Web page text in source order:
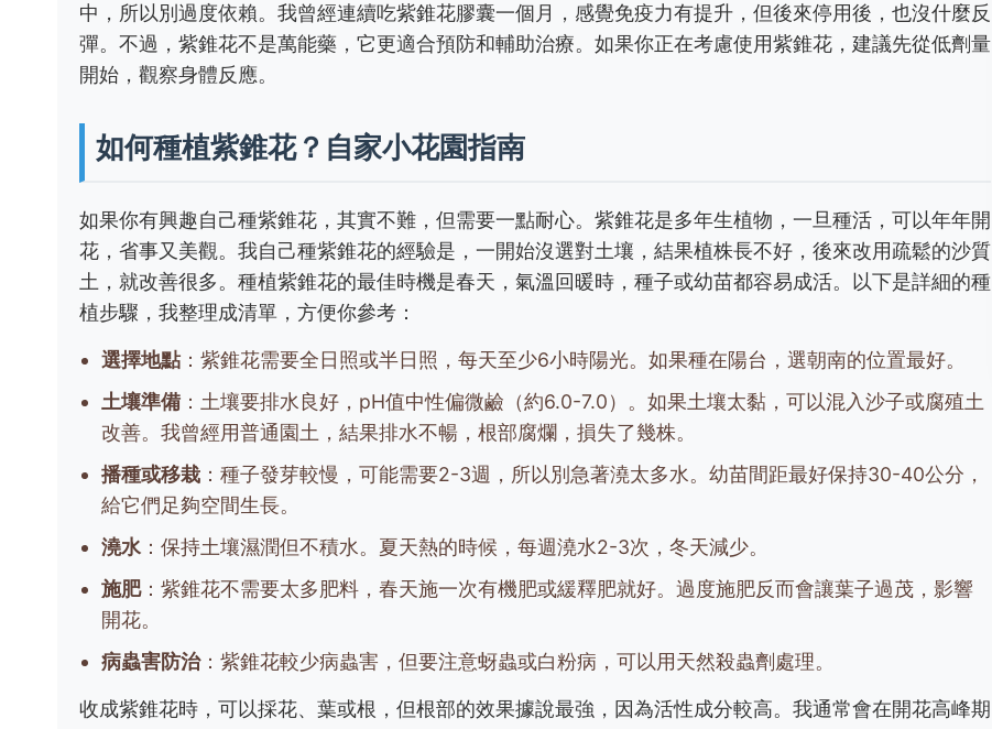
中，所以別過度依賴。我曾經連續吃紫錐花膠囊一個月，感覺免疫力有提升，但後來停用後，也沒什麼反
彈。不過，紫錐花不是萬能藥，它更適合預防和輔助治療。如果你正在考慮使用紫錐花，建議先從低劑量
開始，觀察身體反應。
如何種植紫錐花？自家小花園指南
如果你有興趣自己種紫錐花，其實不難，但需要一點耐心。紫錐花是多年生植物，一旦種活，可以年年開
花，省事又美觀。我自己種紫錐花的經驗是，一開始沒選對土壤，結果植株長不好，後來改用疏鬆的沙質
土，就改善很多。種植紫錐花的最佳時機是春天，氣溫回暖時，種子或幼苗都容易成活。以下是詳細的種
植步驟，我整理成清單，方便你參考：
選擇地點 ：紫錐花需要全日照或半日照，每天至少6小時陽光。如果種在陽台，選朝南的位置最好。
土壤準備 ：土壤要排水良好，pH值中性偏微鹼（約6.0-7.0）。如果土壤太黏，可以混入沙子或腐殖土
改善。我曾經用普通園土，結果排水不暢，根部腐爛，損失了幾株。
播種或移栽 ：種子發芽較慢，可能需要2-3週，所以別急著澆太多水。幼苗間距最好保持30-40公分，
給它們足夠空間生長。
澆水 ：保持土壤濕潤但不積水。夏天熱的時候，每週澆水2-3次，冬天減少。
施肥：紫錐花不需要太多肥料，春天施一次有機肥或緩釋肥就好。過度施肥反而會讓葉子過茂，影響
開花。
病蟲害防治：紫錐花較少病蟲害，但要注意蚜蟲或白粉病，可以用天然殺蟲劑處理。
收成紫錐花時，可以採花、葉或根，但根部的效果據說最強，因為活性成分較高。我通常會在開花高峰期